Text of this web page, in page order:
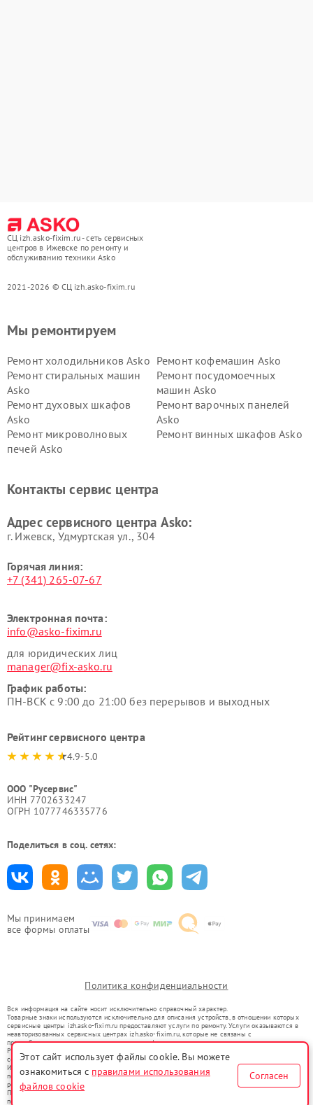
СЦ izh.asko-fixim.ru - сеть сервисных
центров в Ижевске по ремонту и
обслуживанию техники Asko
2021-2026 © СЦ izh.asko-fixim.ru
Мы принимаем
все формы оплаты
Мы ремонтируем
Ремонт холодильников Asko Ремонт кофемашин Asko
Ремонт стиральных машин
Asko
Ремонт посудомоечных
машин Asko
Ремонт духовых шкафов
Asko
Ремонт варочных панелей
Asko
Ремонт микроволновых
печей Asko
Ремонт винных шкафов Asko
Ремонт подогревателей
Ремонт промышленных
Asko
Контакты сервис центра
Адрес сервисного центра Asko:
г. Ижевск, Удмуртская ул., 304
Горячая линия:
+7 (341) 265-07-67
Электронная почта:
info@asko-fixim.ru
для юридических лиц
manager@fix-asko.ru
График работы:
ПН-ВСК с 9:00 до 21:00 без перерывов и выходных
Рейтинг сервисного центра
4.9-5.0
ООО "Русервис"
ИНН 7702633247
ОГРН 1077746335776
Поделиться в соц. сетях:
Политика конфиденциальности
Вся информация на сайте носит исключительно справочный характер.
Товарные знаки используются исключительно для описания устройств, в отношении которых
сервисные центры izh.asko-fixim.ru предоставляют услуги по ремонту. Услуги оказываются в
неавторизованных сервисных центрах izh.asko-fixim.ru, которые не связаны с
правообладателями товарных знаков или их официальными представителями.
Ремонт осуществляется для устройств, уже введенных в гражданский оборот в соответствии
со статьей 1487 ГК РФ.
Использование товарных знаков не преследует цели индивидуализации услуг или введения
потребителей в заблуждение, а служит для информирования о предоставляемых услугах по
ремонту техники указанных брендов.
Представленная на сайте информация не является публичной офертой, определяемой
положениями Статьи 437(2) Гражданского кодекса РФ
Этот сайт использует файлы cookie. Вы можете
ознакомиться с правилами использования
файлов cookie
Согласен